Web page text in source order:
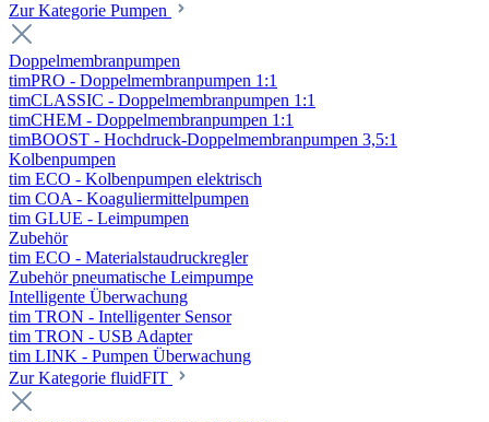
Zur Kategorie Pumpen
Doppelmembranpumpen
timPRO - Doppelmembranpumpen 1:1
timCLASSIC - Doppelmembranpumpen 1:1
timCHEM - Doppelmembranpumpen 1:1
timBOOST - Hochdruck-Doppelmembranpumpen 3,5:1
Kolbenpumpen
tim ECO - Kolbenpumpen elektrisch
tim COA - Koaguliermittelpumpen
tim GLUE - Leimpumpen
Zubehör
tim ECO - Materialstaudruckregler
Zubehör pneumatische Leimpumpe
Intelligente Überwachung
tim TRON - Intelligenter Sensor
tim TRON - USB Adapter
tim LINK - Pumpen Überwachung
Zur Kategorie fluidFIT